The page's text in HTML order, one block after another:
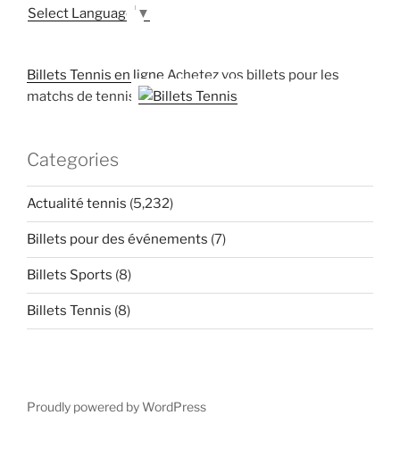
Select Language ▼
Billets Tennis en ligne Achetez vos billets pour les
matchs de tennis
Categories
Actualité tennis (5,232)
Billets pour des événements (7)
Billets Sports (8)
Billets Tennis (8)
Proudly powered by WordPress